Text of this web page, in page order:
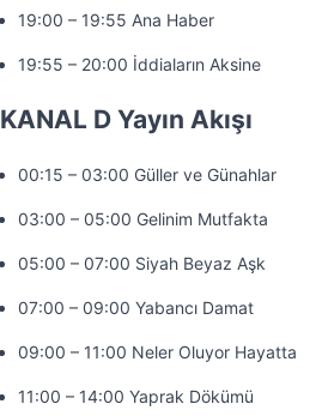
19:00 – 19:55 Ana Haber
19:55 – 20:00 İddiaların Aksine
KANAL D Yayın Akışı
00:15 – 03:00 Güller ve Günahlar
03:00 – 05:00 Gelinim Mutfakta
05:00 – 07:00 Siyah Beyaz Aşk
07:00 – 09:00 Yabancı Damat
09:00 – 11:00 Neler Oluyor Hayatta
11:00 – 14:00 Yaprak Dökümü